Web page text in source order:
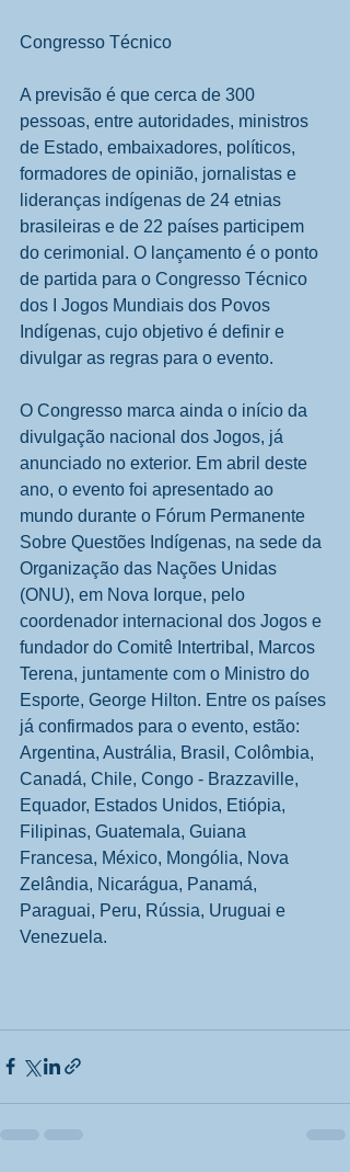
Congresso Técnico
A previsão é que cerca de 300
pessoas, entre autoridades, ministros
de Estado, embaixadores, políticos,
formadores de opinião, jornalistas e
lideranças indígenas de 24 etnias
brasileiras e de 22 países participem
do cerimonial. O lançamento é o ponto
de partida para o Congresso Técnico
dos I Jogos Mundiais dos Povos
Indígenas, cujo objetivo é definir e
divulgar as regras para o evento.
O Congresso marca ainda o início da
divulgação nacional dos Jogos, já
anunciado no exterior. Em abril deste
ano, o evento foi apresentado ao
mundo durante o Fórum Permanente
Sobre Questões Indígenas, na sede da
Organização das Nações Unidas
(ONU), em Nova Iorque, pelo
coordenador internacional dos Jogos e
fundador do Comitê Intertribal, Marcos
Terena, juntamente com o Ministro do
Esporte, George Hilton. Entre os países
já confirmados para o evento, estão:
Argentina, Austrália, Brasil, Colômbia,
Canadá, Chile, Congo - Brazzaville,
Equador, Estados Unidos, Etiópia,
Filipinas, Guatemala, Guiana
Francesa, México, Mongólia, Nova
Zelândia, Nicarágua, Panamá,
Paraguai, Peru, Rússia, Uruguai e
Venezuela.